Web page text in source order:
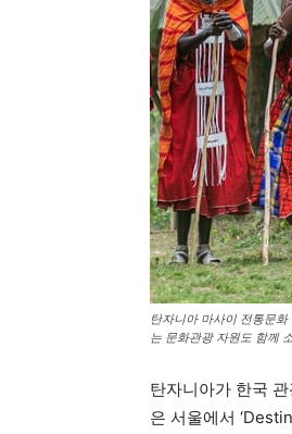
탄자니아 마사이 전통문
는 문화관광 자원도 함께
탄자니아가 한국
은 서울에서